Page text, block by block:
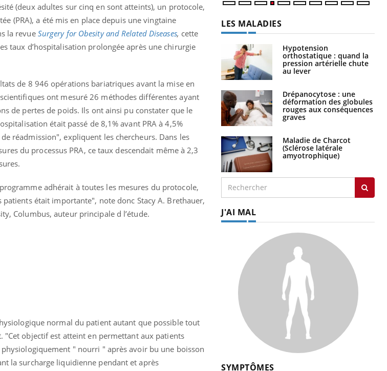
(deux adultes sur cinq en sont atteints), un protocole,
(PRA), a été mis en place depuis une vingtaine
la revue Surgery for Obesity and Related Diseases, cette
taux d’hospitalisation prolongée après une chirurgie
de 8 946 opérations bariatriques avant la mise en
ont mesuré 26 méthodes différentes ayant
de pertes de poids. Ils ont ainsi pu constater que le
était passé de 8,1% avant PRA à 4,5%
réadmission", expliquent les chercheurs. Dans les
du processus PRA, ce taux descendait même à 2,3
adhérait à toutes les mesures du protocole,
était importante", note donc Stacy A. Brethauer,
Columbus, auteur principale d l’étude.
normal du patient autant que possible tout
"Cet objectif est atteint en permettant aux patients
" nourri " après avoir bu une boisson
la surcharge liquidienne pendant et après
LES MALADIES
Hypotension
orthostatique : quand la
pression artérielle chute
au lever
Drépanocytose : une
déformation des globules
rouges aux conséquences
graves
Maladie de Charcot
(Sclérose latérale
amyotrophique)
J'AI MAL
SYMPTÔMES